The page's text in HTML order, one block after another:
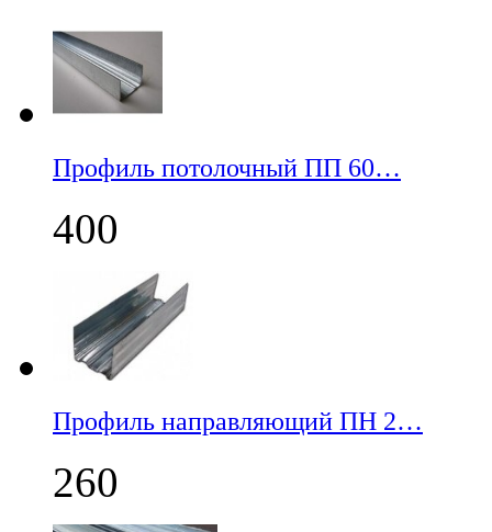
Профиль потолочный ПП 60…
400
Профиль направляющий ПН 2…
260